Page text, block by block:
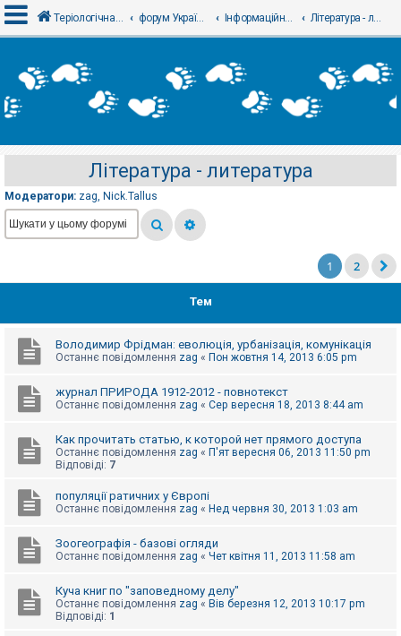
х
і
е
є
с
т
р
Т
м
б
з
п
в
д
й
А
т
Теріологічна школа форум Українського теріологічного товариства Інформаційний відділ Література - литература
Література - литература
Модератори: zag, Nick.Tallus
1 2
Тем
Володимир Фрідман: еволюція, урбанізація, комунікація
Останнє повідомлення zag « Пон жовтня 14, 2013 6:05 pm
журнал ПРИРОДА 1912-2012 - повнотекст
Останнє повідомлення zag « Сер вересня 18, 2013 8:44 am
Как прочитать статью, к которой нет прямого доступа
Останнє повідомлення zag « П'ят вересня 06, 2013 11:50 pm
Відповіді: 7
популяції ратичних у Європі
Останнє повідомлення zag « Нед червня 30, 2013 1:03 am
Зоогеографія - базові огляди
Останнє повідомлення zag « Чет квітня 11, 2013 11:58 am
Куча книг по "заповедному делу"
Останнє повідомлення zag « Вів березня 12, 2013 10:17 pm
Відповіді: 1